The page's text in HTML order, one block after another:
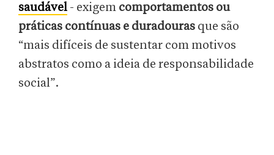
saudável - exigem comportamentos ou
práticas contínuas e duradouras que são
“mais difíceis de sustentar com motivos
abstratos como a ideia de responsabilidade
social”.